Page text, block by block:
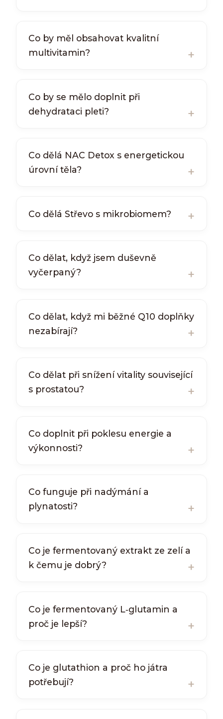
Co by měl obsahovat kvalitní
multivitamin?
Co by se mělo doplnit při
dehydrataci pleti?
Co dělá NAC Detox s energetickou
úrovní těla?
Co dělá Střevo s mikrobiomem?
Co dělat, když jsem duševně
vyčerpaný?
Co dělat, když mi běžné Q10 doplňky
nezabírají?
Co dělat při snížení vitality související
s prostatou?
Co doplnit při poklesu energie a
výkonnosti?
Co funguje při nadýmání a
plynatosti?
Co je fermentovaný extrakt ze zelí a
k čemu je dobrý?
Co je fermentovaný L‑glutamin a
proč je lepší?
Co je glutathion a proč ho játra
potřebují?